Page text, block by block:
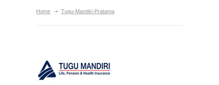
Home Tugu-Mandiri-Pratama